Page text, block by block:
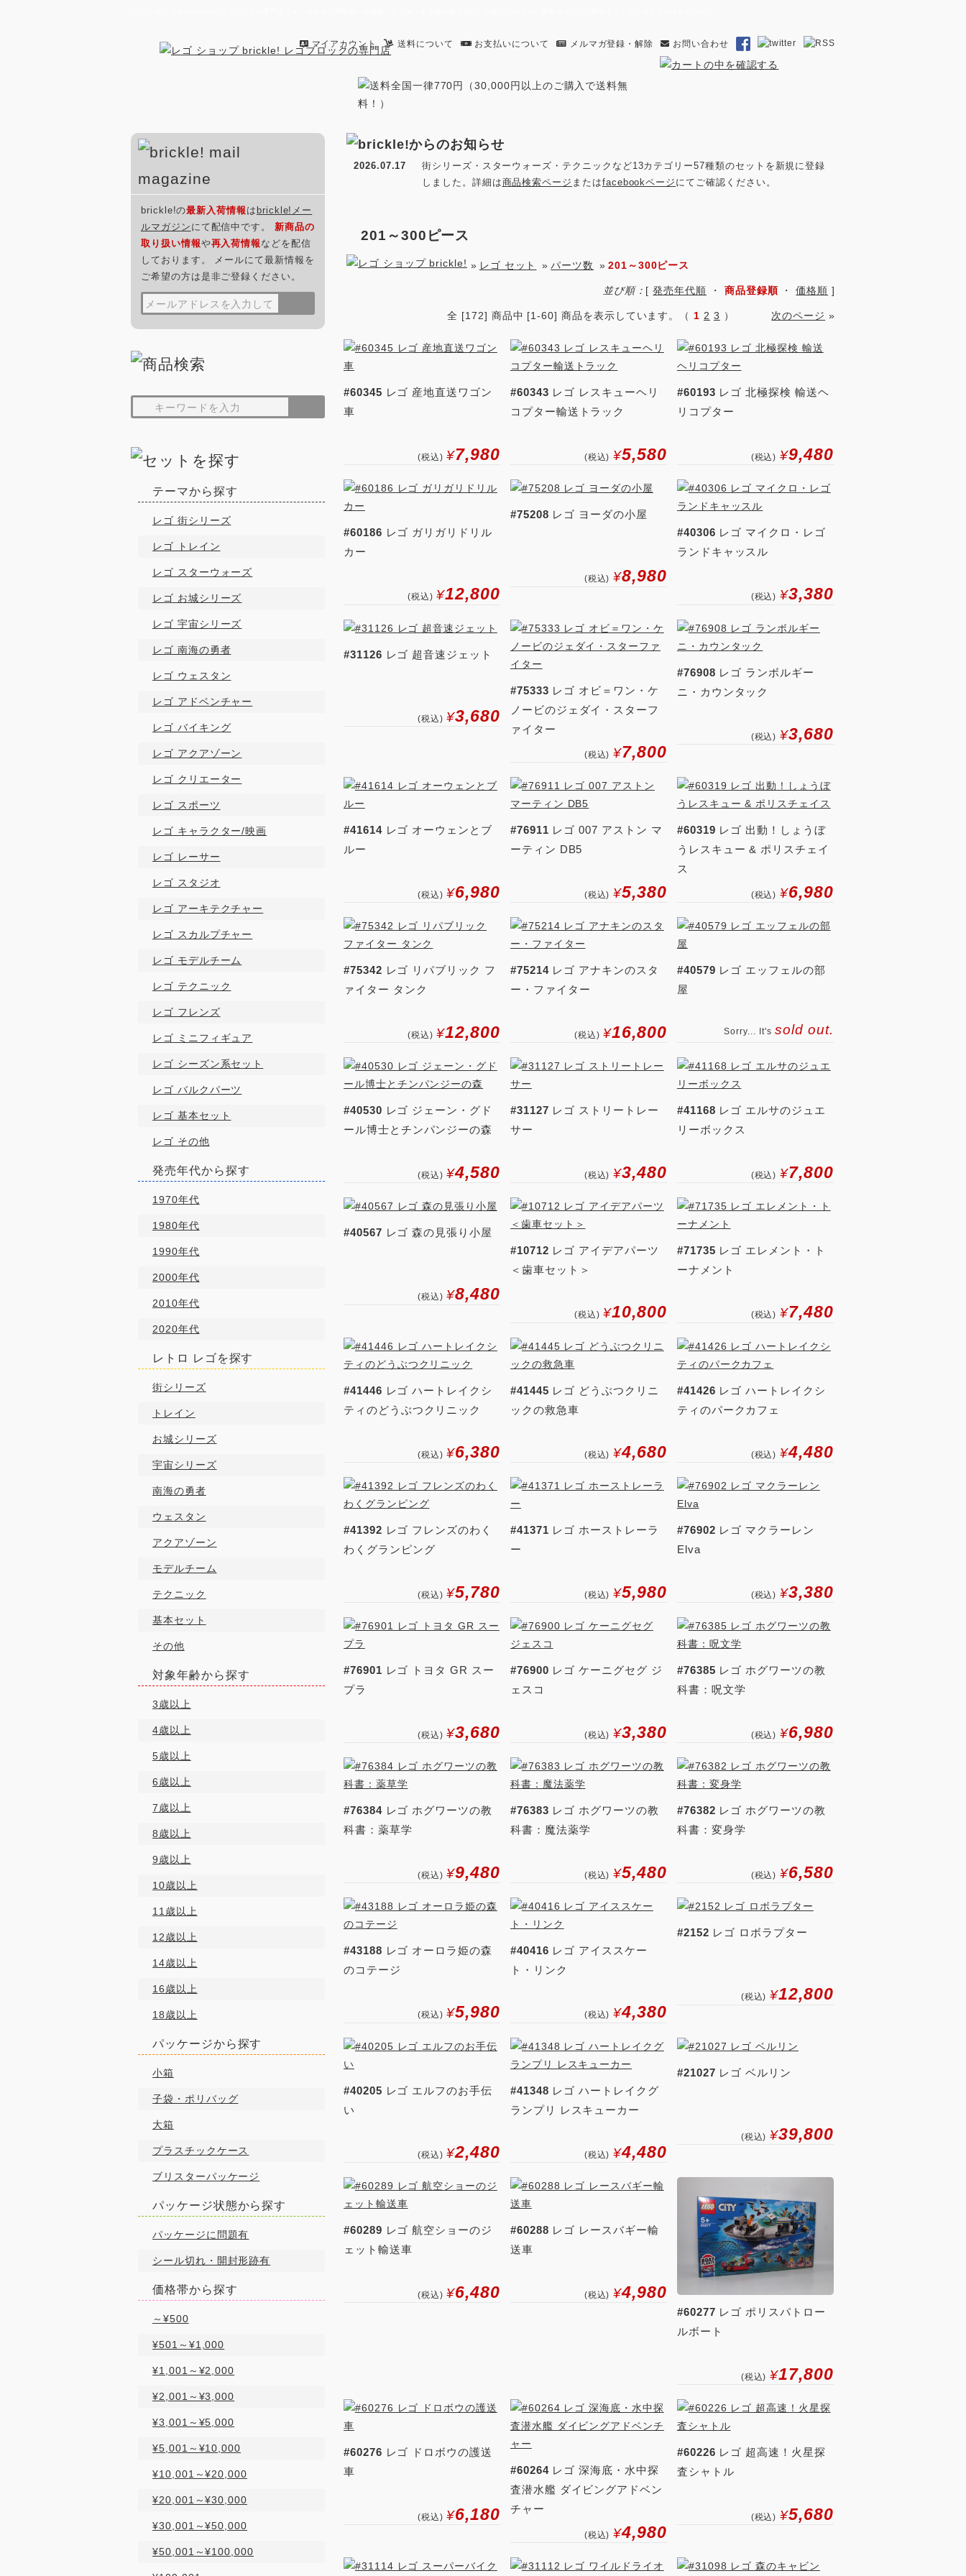
マイアカウント 送料について お支払いについて メルマガ登録・解除 お問い合わせ
2026.07.17
街シリーズ・スターウォーズ・テクニックなど13カテゴリー57種類のセットを新規に登録
しました。詳細は商品検索ページ またはfacebookページ にてご確認ください。
201～300ピース
» レゴ セット » パーツ数 » 201～300ピース
並び順： [発売年代順 ・ 商品登録順・価格順 ]
全 [172] 商品中 [1-60] 商品を表示しています。（ 1 2 3 ） 次のページ »
#60345 レゴ 産地直送ワゴン
車
(税込) ¥7,980
#60343 レゴ レスキューヘリ
コプター輸送トラック
(税込) ¥5,580
#60193 レゴ 北極探検 輸送ヘ
リコプター
(税込) ¥9,480
#60186 レゴ ガリガリドリル
カー
(税込) ¥12,800
#75208 レゴ ヨーダの小屋
(税込) ¥8,980
#40306 レゴ マイクロ・レゴ
ランドキャッスル
(税込) ¥3,380
#31126 レゴ 超音速ジェット
(税込) ¥3,680
#75333 レゴ オビ＝ワン・ケ
ノービのジェダイ・スターフ
ァイター
(税込) ¥7,800
#76908 レゴ ランボルギー
ニ・カウンタック
(税込) ¥3,680
#41614レゴ オーウェンとブ
ルー
(税込) ¥6,980
#76911 レゴ 007 アストン マ
ーティン DB5
(税込) ¥5,380
#60319 レゴ 出動！しょうぼ
うレスキュー & ポリスチェイ
ス
(税込) ¥6,980
#75342 レゴ リパブリック フ
ァイター タンク
(税込) ¥12,800
#75214レゴ アナキンのスタ
ー・ファイター
(税込) ¥16,800
#40579 レゴ エッフェルの部
屋
Sorry... It's sold out.
#40530 レゴ ジェーン・グド
ール博士とチンパンジーの森
(税込) ¥4,580
#31127 レゴ ストリートレー
サー
(税込) ¥3,480
#41168 レゴ エルサのジュエ
リーボックス
(税込) ¥7,800
#40567 レゴ 森の見張り小屋
(税込) ¥8,480
#10712 レゴ アイデアパーツ
＜歯車セット＞
(税込) ¥10,800
#71735 レゴ エレメント・ト
ーナメント
(税込) ¥7,480
#41446 レゴ ハートレイクシ
ティのどうぶつクリニック
(税込) ¥6,380
#41445 レゴ どうぶつクリニ
ックの救急車
(税込) ¥4,680
#41426 レゴ ハートレイクシ
ティのパークカフェ
(税込) ¥4,480
#41392 レゴ フレンズのわく
わくグランピング
(税込) ¥5,780
#41371 レゴ ホーストレーラ
ー
(税込) ¥5,980
#76902 レゴ マクラーレン
Elva
(税込) ¥3,380
#76901 レゴ トヨタ GR スー
プラ
(税込) ¥3,680
#76900 レゴ ケーニグセグ ジ
ェスコ
(税込) ¥3,380
#76385 レゴ ホグワーツの教
科書：呪文学
(税込) ¥6,980
#76384レゴ ホグワーツの教
科書：薬草学
(税込) ¥9,480
#76383 レゴ ホグワーツの教
科書：魔法薬学
(税込) ¥5,480
#76382 レゴ ホグワーツの教
科書：変身学
(税込) ¥6,580
#43188 レゴ オーロラ姫の森
のコテージ
(税込) ¥5,980
#40416 レゴ アイススケー
ト・リンク
(税込) ¥4,380
#2152 レゴ ロボラプター
(税込) ¥12,800
#40205 レゴ エルフのお手伝
い
(税込) ¥2,480
#41348 レゴ ハートレイクグ
ランプリ レスキューカー
(税込) ¥4,480
#21027 レゴ ベルリン
(税込) ¥39,800
#60289 レゴ 航空ショーのジ
ェット輸送車
(税込) ¥6,480
#60288 レゴ レースバギー輸
送車
(税込) ¥4,980
#60277 レゴ ポリスパトロー
ルボート
(税込) ¥17,800
#60276 レゴ ドロボウの護送
車
(税込) ¥6,180
#60264レゴ 深海底・水中探
査潜水艦 ダイビングアドベン
チャー
(税込) ¥4,980
#60226 レゴ 超高速！火星探
査シャトル
(税込) ¥5,680
brickle!の最新入荷情報 は brickle!メー
ルマガジン にて配信中です。新商品の
取り扱い情報や再入荷情報 などを配信
しております。 メールにて最新情報を
ご希望の方は是非ご登録ください。
テーマから探す
レゴ 街シリーズ
レゴ トレイン
レゴ スターウォーズ
レゴ お城シリーズ
レゴ 宇宙シリーズ
レゴ 南海の勇者
レゴ ウェスタン
レゴ アドベンチャー
レゴ バイキング
レゴ アクアゾーン
レゴ クリエーター
レゴ スポーツ
レゴ キャラクター/映画
レゴ レーサー
レゴ スタジオ
レゴ アーキテクチャー
レゴ スカルプチャー
レゴ モデルチーム
レゴ テクニック
レゴ フレンズ
レゴ ミニフィギュア
レゴ シーズン系セット
レゴ バルクパーツ
レゴ 基本セット
レゴ その他
発売年代から探す
1970年代
1980年代
1990年代
2000年代
2010年代
2020年代
レトロ レゴを探す
街シリーズ
トレイン
お城シリーズ
宇宙シリーズ
南海の勇者
ウェスタン
アクアゾーン
モデルチーム
テクニック
基本セット
その他
対象年齢から探す
3歳以上
4歳以上
5歳以上
6歳以上
7歳以上
8歳以上
9歳以上
10歳以上
11歳以上
12歳以上
14歳以上
16歳以上
18歳以上
パッケージから探す
小箱
子袋・ポリバッグ
大箱
プラスチックケース
ブリスターパッケージ
パッケージ状態から探す
パッケージに問題有
シール切れ・開封形跡有
価格帯から探す
～¥500
¥501～¥1,000
¥1,001～¥2,000
¥2,001～¥3,000
¥3,001～¥5,000
¥5,001～¥10,000
¥10,001～¥20,000
¥20,001～¥30,000
¥30,001～¥50,000
¥50,001～¥100,000